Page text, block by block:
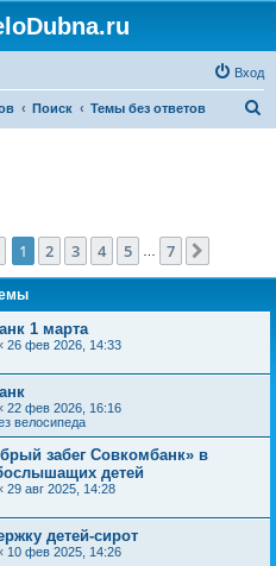
Вход
Поиск Темы без ответов
Страница из
1 2 3 4 5 7
1 марта
26 фев 2026, 14:33
22 фев 2026, 16:16
велосипеда
забег Совкомбанк» в
детей
29 авг 2025, 14:28
детей-сирот
10 фев 2025, 14:26